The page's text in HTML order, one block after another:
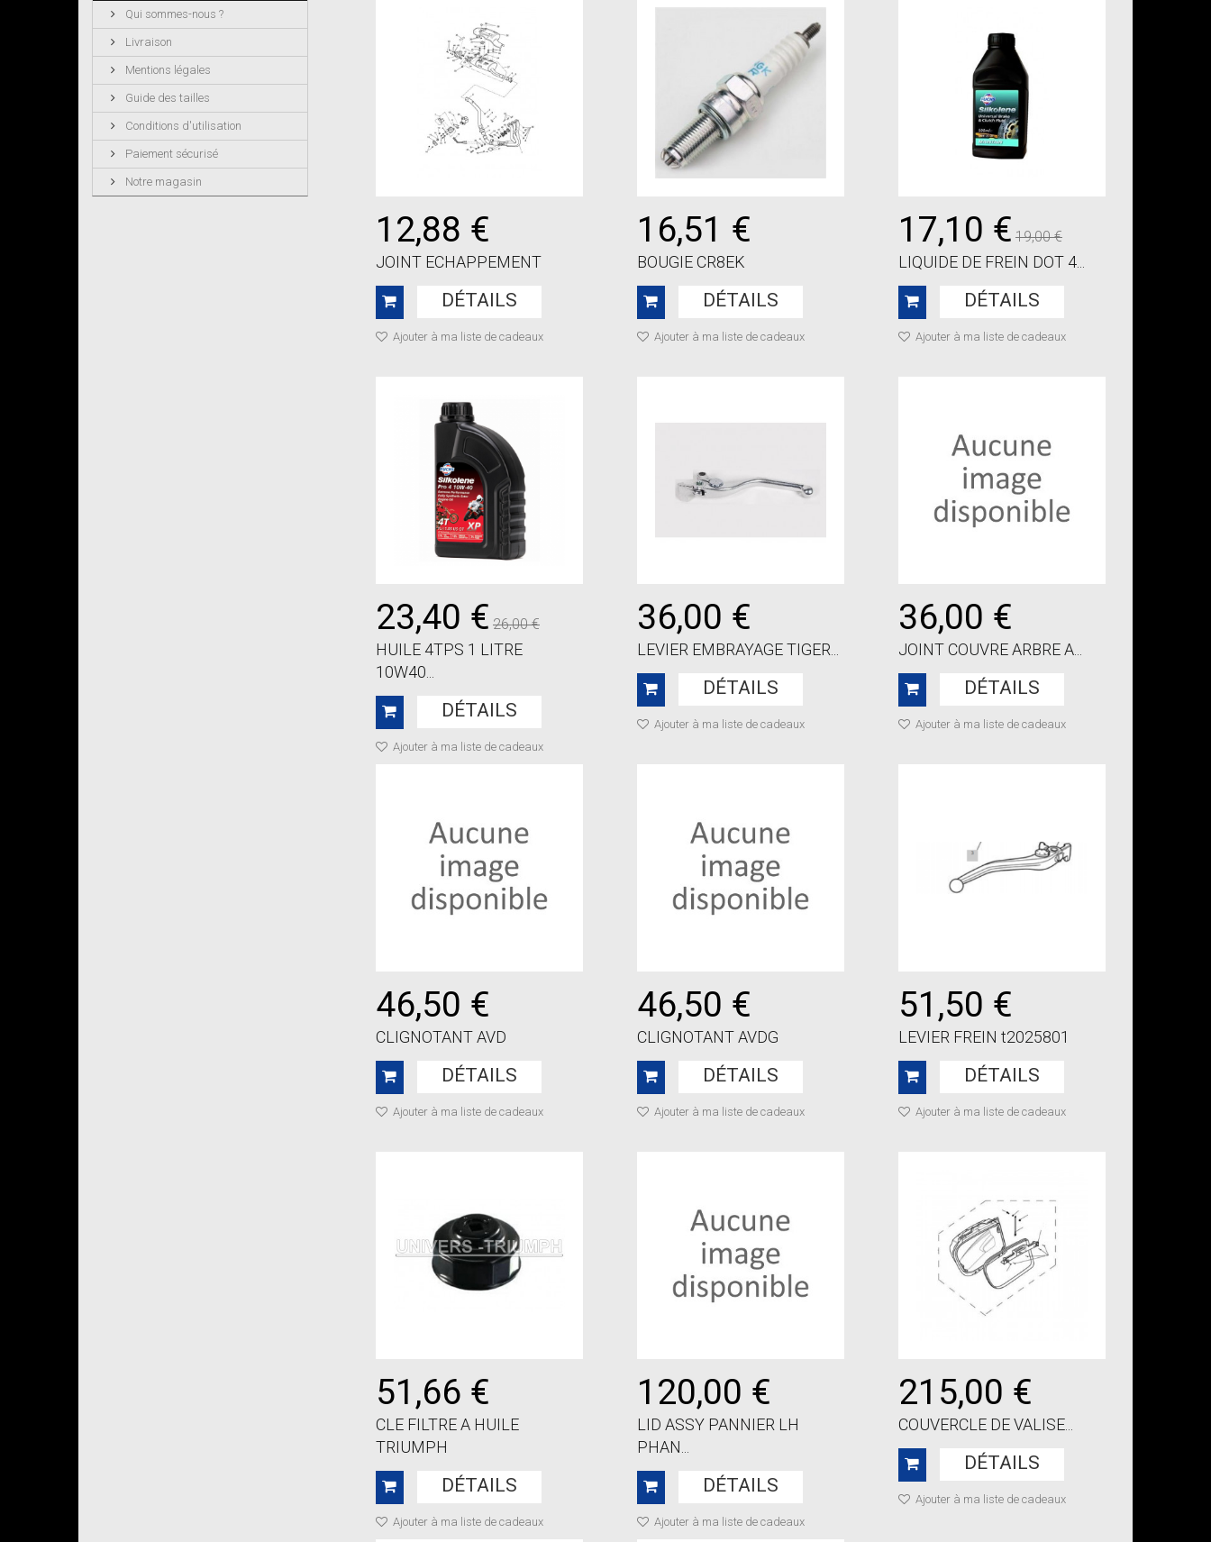
Qui sommes-nous ?
Livraison
Mentions légales
Guide des tailles
Conditions d'utilisation
Paiement sécurisé
Notre magasin
12,88 €
JOINT ECHAPPEMENT
DÉTAILS
Ajouter à ma liste de cadeaux
16,51 €
BOUGIE CR8EK
DÉTAILS
Ajouter à ma liste de cadeaux
17,10 € 19,00 €
LIQUIDE DE FREIN DOT 4...
DÉTAILS
Ajouter à ma liste de cadeaux
23,40 € 26,00 €
HUILE 4TPS 1 LITRE
10W40...
DÉTAILS
Ajouter à ma liste de cadeaux
36,00 €
LEVIER EMBRAYAGE TIGER...
DÉTAILS
Ajouter à ma liste de cadeaux
36,00 €
JOINT COUVRE ARBRE A...
DÉTAILS
Ajouter à ma liste de cadeaux
46,50 €
CLIGNOTANT AVD
DÉTAILS
Ajouter à ma liste de cadeaux
46,50 €
CLIGNOTANT AVDG
DÉTAILS
Ajouter à ma liste de cadeaux
51,50 €
LEVIER FREIN t2025801
DÉTAILS
Ajouter à ma liste de cadeaux
51,66 €
CLE FILTRE A HUILE
TRIUMPH
DÉTAILS
Ajouter à ma liste de cadeaux
120,00 €
LID ASSY PANNIER LH
PHAN...
DÉTAILS
Ajouter à ma liste de cadeaux
215,00 €
COUVERCLE DE VALISE...
DÉTAILS
Ajouter à ma liste de cadeaux